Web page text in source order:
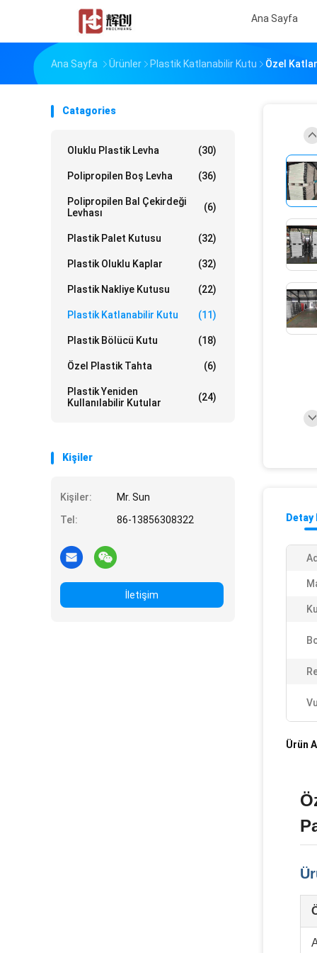
Ana Sayfa
Ana Sayfa Ürünler Plastik Katlanabilir Kutu Özel
Catagories
Oluklu Plastik Levha (30)
Polipropilen Boş Levha (36)
Polipropilen Bal Çekirdeği
Levhası
(6)
Plastik Palet Kutusu (32)
Plastik Oluklu Kaplar (32)
Plastik Nakliye Kutusu (22)
Plastik Katlanabilir Kutu (11)
Plastik Bölücü Kutu (18)
Özel Plastik Tahta (6)
Plastik Yeniden
Kullanılabilir Kutular
(24)
Kişiler
Kişiler:
Mr. Sun
Tel:
86-13856308322
İletişim
Detay
Ürün